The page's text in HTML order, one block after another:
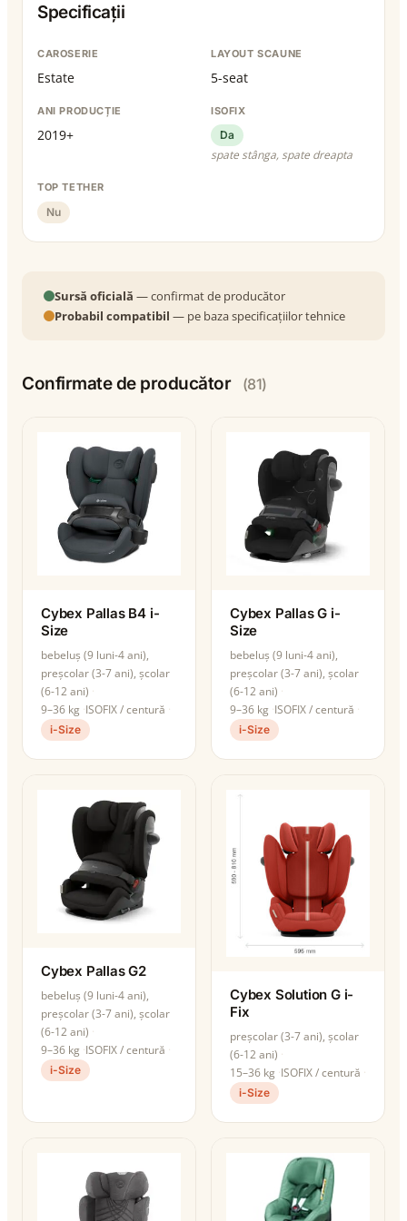
Specificații
CAROSERIE
Estate
LAYOUT SCAUNE
5-seat
ANI PRODUCȚIE
2019+
ISOFIX
Da
spate stânga, spate dreapta
TOP TETHER
Nu
Sursă oficială — confirmat de producător
Probabil compatibil — pe baza specificațiilor tehnice
Confirmate de producător (81)
Cybex Pallas B4 i-
Size
bebeluș (9 luni-4 ani),
preșcolar (3-7 ani), școlar
(6-12 ani)
9–36 kg ISOFIX / centură
i-Size
Cybex Pallas G i-
Size
bebeluș (9 luni-4 ani),
preșcolar (3-7 ani), școlar
(6-12 ani)
9–36 kg ISOFIX / centură
i-Size
Cybex Pallas G2
bebeluș (9 luni-4 ani),
preșcolar (3-7 ani), școlar
(6-12 ani)
9–36 kg ISOFIX / centură
i-Size
Cybex Solution G i-
Fix
preșcolar (3-7 ani), școlar
(6-12 ani)
15–36 kg ISOFIX / centură
i-Size